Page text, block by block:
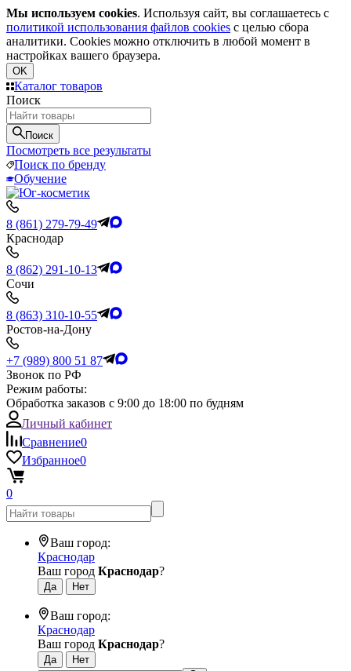
Мы используем cookies. Используя сайт, вы соглашаетесь с
политикой использования файлов cookies с целью сбора
аналитики. Cookies можно отключить в любой момент в
настройках вашего браузера.
OK
Каталог товаров
Поиск
Поиск
Посмотреть все результаты
Поиск по бренду
Обучение
8 (861) 279-79-49
Краснодар
8 (862) 291-10-13
Сочи
8 (863) 310-10-55
Ростов-на-Дону
+7 (989) 800 51 87
Звонок по РФ
Режим работы:
Обработка заказов с 9:00 до 18:00 по будням
Личный кабинет
Сравнение0
Избранное0
0
Ваш город:
Краснодар
Ваш город Краснодар?
Ваш город:
Краснодар
Ваш город Краснодар?